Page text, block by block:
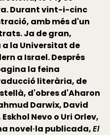
Durant vint-i-cinc
amb més d'un
Ja de gran,
la Universitat de
a Israel. Després
la feina
literària, de
d'obres d'Aharon
Darwix, David
Nevo o Uri Orlev,
novel·la publicada,El